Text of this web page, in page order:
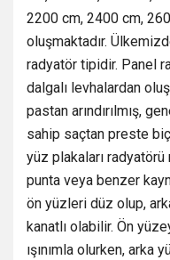
2200 cm, 2400 cm,
oluşmaktadır.
radyatör tipidir. Panel
dalgalı levhalardan
pastan arındırılmış,
sahip saçtan preste
yüz plakaları
punta veya benzer
ön yüzleri düz olup,
kanatlı olabilir. Ön
ışınımla olurken, arka